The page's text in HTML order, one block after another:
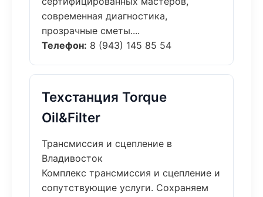
современная диагностика,
прозрачные сметы....
Телефон: 8 (943) 145 85 54
Техстанция Torque
Oil&Filter
Трансмиссия и сцепление в
Владивосток
Комплекс трансмиссия и сцепление и
сопутствующие услуги. Сохраняем